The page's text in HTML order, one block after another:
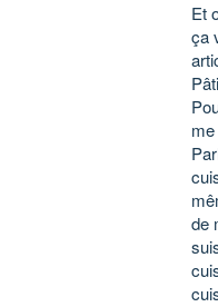
Et
ça
de